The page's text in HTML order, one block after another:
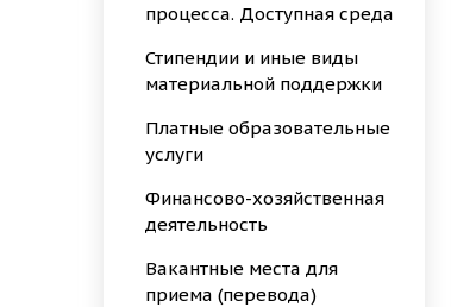
процесса. Доступная среда
Стипендии и иные виды
материальной поддержки
Платные образовательные
услуги
Финансово-хозяйственная
деятельность
Вакантные места для
приема (перевода)